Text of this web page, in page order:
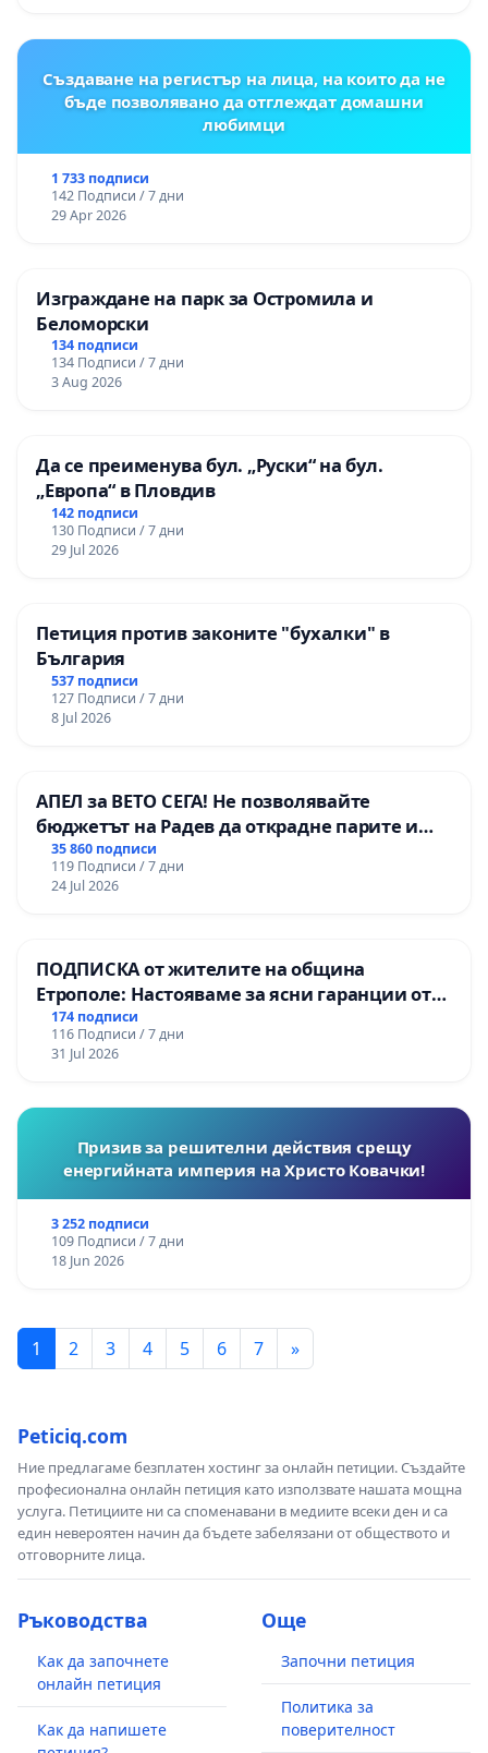
Създаване на регистър на лица, на които да не
бъде позволявано да отглеждат домашни
любимци
1 733 подписи
142 Подписи / 7 дни
29 Apr 2026
Изграждане на парк за Остромила и
Беломорски
134 подписи
134 Подписи / 7 дни
3 Aug 2026
Да се преименува бул. „Руски“ на бул.
„Европа“ в Пловдив
142 подписи
130 Подписи / 7 дни
29 Jul 2026
Петиция против законите "бухалки" в
България
537 подписи
127 Подписи / 7 дни
8 Jul 2026
АПЕЛ за ВЕТО СЕГА! Не позволявайте
бюджетът на Радев да открадне парите и
правата ни в тъмното
35 860 подписи
119 Подписи / 7 дни
24 Jul 2026
ПОДПИСКА от жителите на община
Етрополе: Настояваме за ясни гаранции от
“Елаците-МЕД” АД и от държавата, че ще се
изпълнят всички екологични норми!
174 подписи
116 Подписи / 7 дни
31 Jul 2026
Призив за решителни действия срещу
енергийната империя на Христо Ковачки!
3 252 подписи
109 Подписи / 7 дни
18 Jun 2026
1 2 3 4 5 6 7 »
Peticiq.com
Ние предлагаме безплатен хостинг за онлайн петиции. Създайте
професионална онлайн петиция като използвате нашата мощна
услуга. Петициите ни са споменавани в медиите всеки ден и са
един невероятен начин да бъдете забелязани от обществото и
отговорните лица.
Ръководства
Как да започнете
онлайн петиция
Как да напишете
Още
Започни петиция
Политика за
поверителност